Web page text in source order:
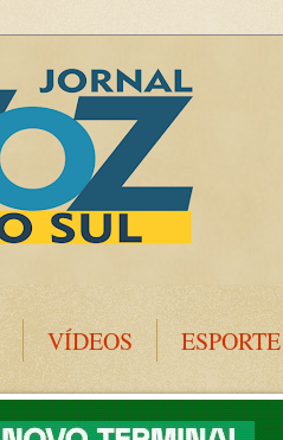
VÍDEOS ESPORTE